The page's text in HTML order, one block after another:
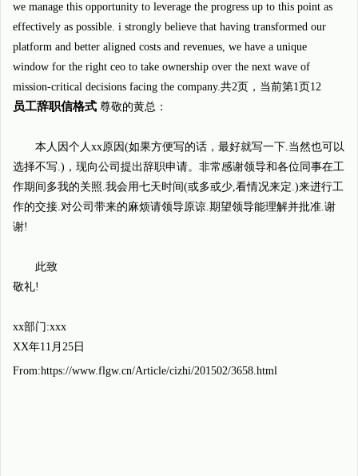
we manage this opportunity to leverage the progress up to this point as
effectively as possible. i strongly believe that having transformed our
platform and better aligned costs and revenues, we have a unique
window for the right ceo to take ownership over the next wave of
mission-critical decisions facing the company.共2页，当前第1页12
员工辞职信格式 尊敬的黄总：
本人因个人xx原因(如果方便写的话，最好就写一下.当然也可以
选择不写.)，现向公司提出辞职申请。非常感谢领导和各位同事在工
作期间多我的关照.我会用七天时间(或多或少,看情况来定.)来进行工
作的交接.对公司带来的麻烦请领导原谅.期望领导能理解并批准.谢
谢!
此致
敬礼!
xx部门:xxx
XX年11月25日
From:https://www.flgw.cn/Article/cizhi/201502/3658.html